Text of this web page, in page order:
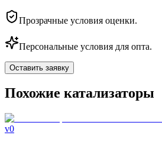
Прозрачные условия оценки.
Персональные условия для опта.
Оставить заявку
Похожие катализаторы
v0